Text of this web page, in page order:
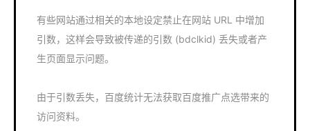
有些网站通过相关的本地设定禁止在网站 URL 中增加
引数，这样会导致被传递的引数 (bdclkid) 丢失或者产
生页面显示问题。
由于引数丢失，百度统计无法获取百度推广点选带来的
访问资料。